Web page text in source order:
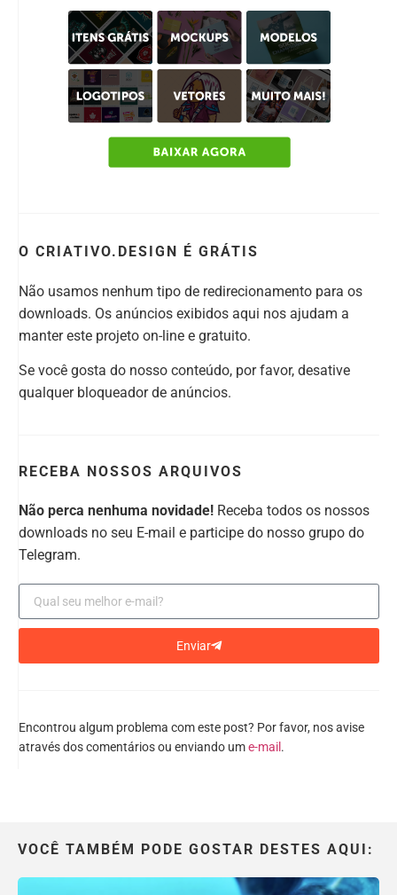
O CRIATIVO.DESIGN É GRÁTIS
Não usamos nenhum tipo de redirecionamento para os
downloads. Os anúncios exibidos aqui nos ajudam a
manter este projeto on-line e gratuito.
Se você gosta do nosso conteúdo, por favor, desative
qualquer bloqueador de anúncios.
RECEBA NOSSOS ARQUIVOS
Não perca nenhuma novidade! Receba todos os nossos
downloads no seu E-mail e participe do nosso grupo do
Telegram.
Enviar
Encontrou algum problema com este post? Por favor, nos avise
através dos comentários ou enviando ume-mail .
VOCÊ TAMBÉM PODE GOSTAR DESTES AQUI: